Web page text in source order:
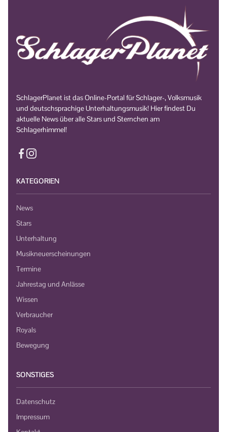
SchlagerPlanet ist das Online-Portal für Schlager-, Volksmusik
und deutschsprachige Unterhaltungsmusik! Hier findest Du
aktuelle News über alle Stars und Sternchen am
Schlagerhimmel!
KATEGORIEN
News
Stars
Unterhaltung
Musikneuerscheinungen
Termine
Jahrestag und Anlässe
Wissen
Verbraucher
Royals
Bewegung
SONSTIGES
Datenschutz
Impressum